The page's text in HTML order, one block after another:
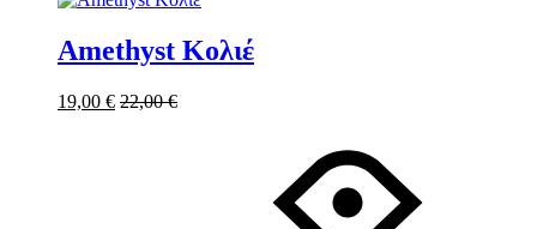
Amethyst Κολιέ
19,00 € 22,00€